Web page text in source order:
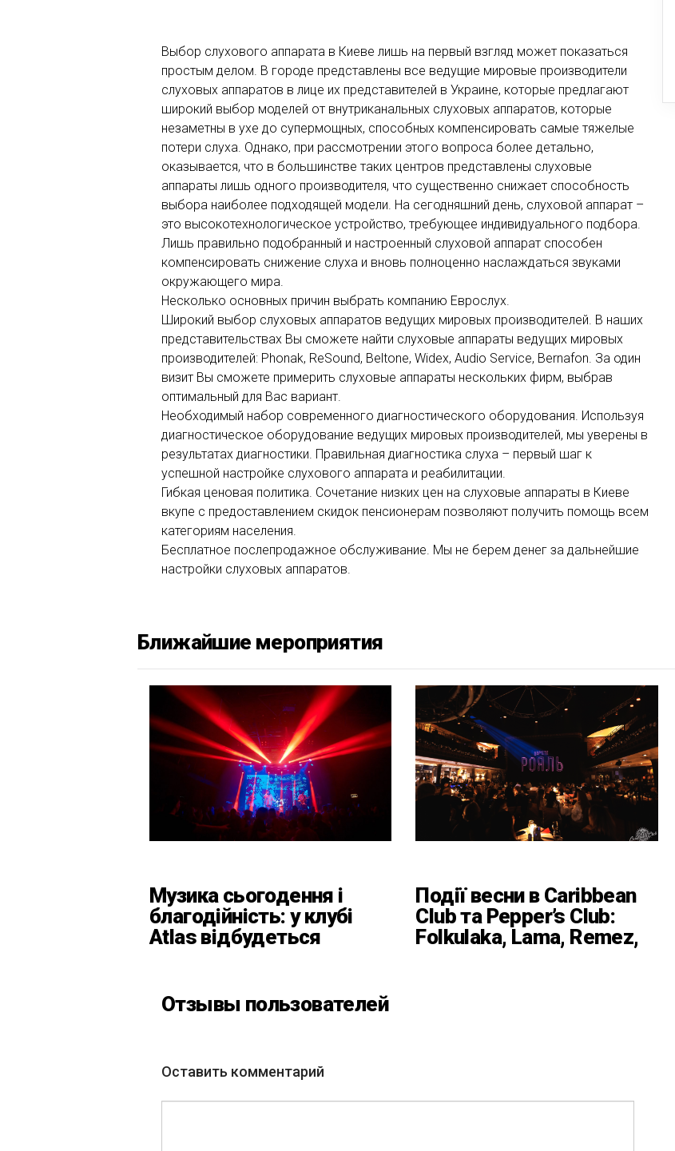
Выбор слухового аппарата в Киеве лишь на первый взгляд может показаться
простым делом. В городе представлены все ведущие мировые производители
слуховых аппаратов в лице их представителей в Украине, которые предлагают
широкий выбор моделей от внутриканальных слуховых аппаратов, которые
незаметны в ухе до супермощных, способных компенсировать самые тяжелые
потери слуха. Однако, при рассмотрении этого вопроса более детально,
оказывается, что в большинстве таких центров представлены слуховые
аппараты лишь одного производителя, что существенно снижает способность
выбора наиболее подходящей модели. На сегодняшний день, слуховой аппарат –
это высокотехнологическое устройство, требующее индивидуального подбора.
Лишь правильно подобранный и настроенный слуховой аппарат способен
компенсировать снижение слуха и вновь полноценно наслаждаться звуками
окружающего мира.
Несколько основных причин выбрать компанию Еврослух.
Широкий выбор слуховых аппаратов ведущих мировых производителей. В наших
представительствах Вы сможете найти слуховые аппараты ведущих мировых
производителей: Phonak, ReSound, Beltone, Widex, Audio Service, Bernafon. За один
визит Вы сможете примерить слуховые аппараты нескольких фирм, выбрав
оптимальный для Вас вариант.
Необходимый набор современного диагностического оборудования. Используя
диагностическое оборудование ведущих мировых производителей, мы уверены в
результатах диагностики. Правильная диагностика слуха – первый шаг к
успешной настройке слухового аппарата и реабилитации.
Гибкая ценовая политика. Сочетание низких цен на слуховые аппараты в Киеве
вкупе с предоставлением скидок пенсионерам позволяют получить помощь всем
категориям населения.
Бесплатное послепродажное обслуживание. Мы не берем денег за дальнейшие
настройки слуховых аппаратов.
Ближайшие мероприятия
Музика сьогодення і
благодійність: у клубі
Atlas відбудеться
Події весни в Caribbean
Club та Pepper’s Club:
Folkulaka, Lama, Remez,
Отзывы пользователей
Оставить комментарий